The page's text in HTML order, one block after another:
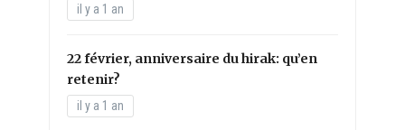
il y a 1 an
22 février, anniversaire du hirak: qu’en
retenir?
il y a 1 an